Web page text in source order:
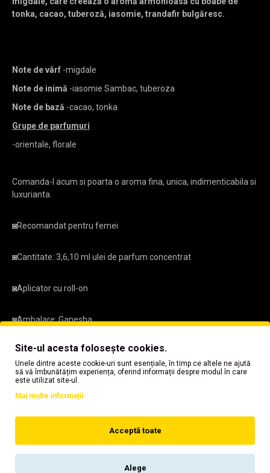
tonka, cacao, tuberoză, iasomie, trandafir bulgăresc.
Note de vârf -migdale
Note de inimă -iasomie Sambac, tuberoza
Note de bază -cacao, tonka
Grupe de parfumuri
-orientale, florale
Comanda-l acum si poarta o aroma fina, unica, indimenticabila si
luxurianta.
◙Recomandat pentru femei
◙Cantitate: 3,6,10 ml ulei de parfum concentrat
◙Aplicator cu roll-on
◙Ambalare: Ganesha
Acest ulei de parfum este cel mai adesea confundat cu
Girl
Dar acesta este un miros originalGanesha No. 42 (=)
de brand celebru. Numele de marca este folosit doar in scop
Site-ul acesta folosește cookies.
Unele dintre aceste cookie-uri sunt esențiale, în timp ce altele ne ajută
să vă îmbunătățim experiența, oferind informații despre modul în care
este utilizat site-ul.
Mai multe informații
Acceptă toate
Alege